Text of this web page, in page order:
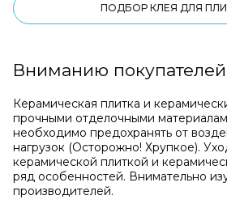
ПОДБОР КЛЕЯ ДЛЯ
Вниманию покупателей
Керамическая плитка и
прочными отделочными
необходимо предохранять от
нагрузок (Осторожно! Хрупкое).
керамической плиткой и
ряд особенностей. Внимательно
производителей.